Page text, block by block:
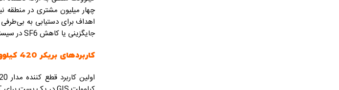
چهار میلیون مشتری در منطقه
جایگزینی یا کاهش SF6 در سیستم انتقال 345 کیلوولت، بخش کلیدی این تلاش خواهد بود.
کاربردهای بریکر 420 کیلوولت بدون SF6